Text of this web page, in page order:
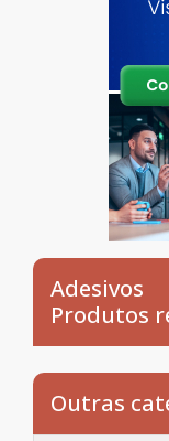
Adesivos
Produtos
Outras